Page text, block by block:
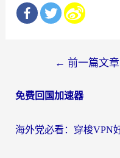
导
← 前一篇文章
免费回国加速器